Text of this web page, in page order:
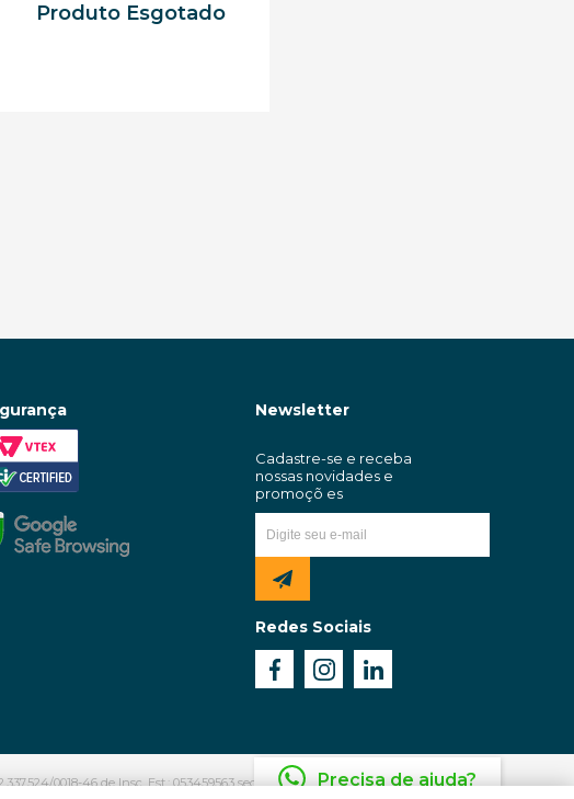
Produto Esgotado
Newsletter
Redes Sociais
0018-46 de Insc. Est.: 053459563 sediada na RuaPrecisa de ajuda?